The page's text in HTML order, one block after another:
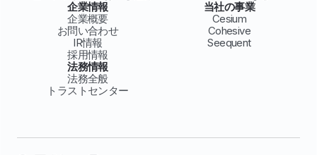
企業情報
企業概要
お問い合わせ
IR情報
採用情報
当社の事業
Cesium
Cohesive
Seequent
法務情報
法務全般
トラストセンター